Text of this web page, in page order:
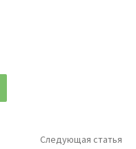
Следующая статья